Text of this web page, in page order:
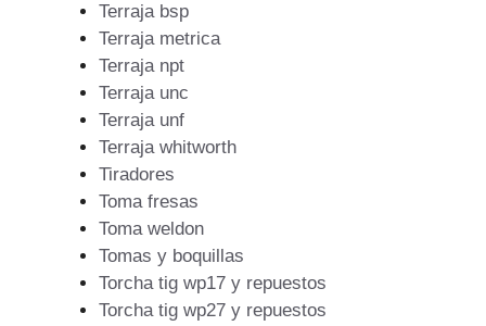
Terraja bsp
Terraja metrica
Terraja npt
Terraja unc
Terraja unf
Terraja whitworth
Tiradores
Toma fresas
Toma weldon
Tomas y boquillas
Torcha tig wp17 y repuestos
Torcha tig wp27 y repuestos